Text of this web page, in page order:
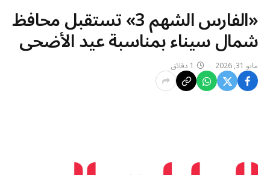
«الفارس الشهم 3» تستقبل محافظ
شمال سيناء بمناسبة عيد الأضحى
مايو 31, 2026 1 دقائق